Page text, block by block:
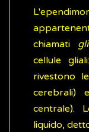
chiamati
cellule
rivestono
cerebrali)
centrale).
liquido,